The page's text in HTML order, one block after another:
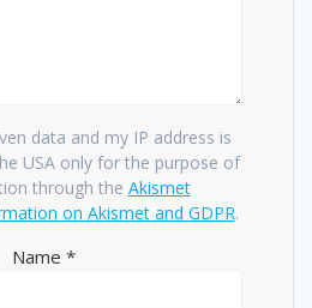
data and my IP address is
USA only for the purpose of
through the Akismet
on Akismet and GDPR.
Name *